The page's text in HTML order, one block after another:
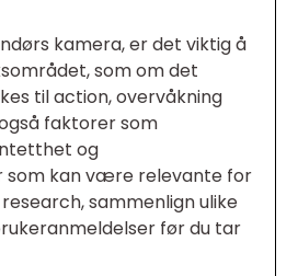
kamera, er det viktig å
som om det
til action, overvåkning
faktorer som
og
som kan være relevante for
sammenlign ulike
før du tar